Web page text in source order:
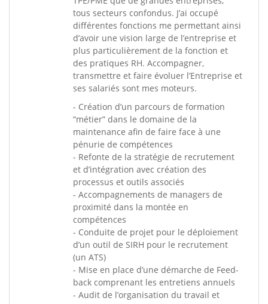
tous secteurs confondus. J’ai occupé
différentes fonctions me permettant ainsi
d’avoir une vision large de l’entreprise et
plus particulièrement de la fonction et
des pratiques RH. Accompagner,
transmettre et faire évoluer l’Entreprise et
ses salariés sont mes moteurs.
- Création d’un parcours de formation
“métier” dans le domaine de la
maintenance afin de faire face à une
pénurie de compétences
- Refonte de la stratégie de recrutement
et d’intégration avec création des
processus et outils associés
- Accompagnements de managers de
proximité dans la montée en
compétences
- Conduite de projet pour le déploiement
d’un outil de SIRH pour le recrutement
(un ATS)
- Mise en place d’une démarche de Feed-
back comprenant les entretiens annuels
- Audit de l’organisation du travail et